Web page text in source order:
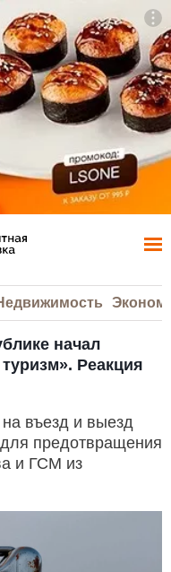
начал
Реакция
на въезд и выезд
предотвращения
и ГСМ из